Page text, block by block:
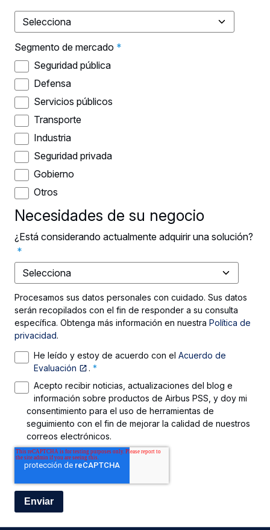
Segmento de mercado *
Seguridad pública
Defensa
Servicios públicos
Transporte
Industria
Seguridad privada
Gobierno
Otros
Necesidades de su negocio
¿Está considerando actualmente adquirir una solución?
*
Procesamos sus datos personales con cuidado. Sus datos
serán recopilados con el fin de responder a su consulta
específica. Obtenga más información en nuestra Política de
privacidad.
He leído y estoy de acuerdo con el Acuerdo de
Evaluación
. *
Acepto recibir noticias, actualizaciones del blog e
información sobre productos de Airbus PSS, y doy mi
consentimiento para el uso de herramientas de
seguimiento con el fin de mejorar la calidad de nuestros
correos electrónicos.